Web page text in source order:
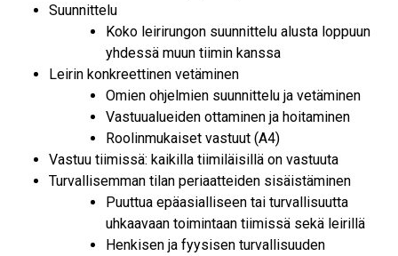
Suunnittelu
Koko leirirungon suunnittelu alusta loppuun
yhdessä muun tiimin kanssa
Leirin konkreettinen vetäminen
Omien ohjelmien suunnittelu ja vetäminen
Vastuualueiden ottaminen ja hoitaminen
Roolinmukaiset vastuut (A4)
Vastuu tiimissä: kaikilla tiimiläisillä on vastuuta
Turvallisemman tilan periaatteiden sisäistäminen
Puuttua epäasialliseen tai turvallisuutta
uhkaavaan toimintaan tiimissä sekä leirillä
Henkisen ja fyysisen turvallisuuden